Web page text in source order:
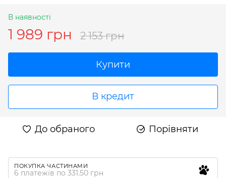
В наявності
1 989 грн 2 153 грн
Купити
В кредит
До обраного Порівняти
ПОКУПКА ЧАСТИНАМИ
6 платежів по 331.50 грн